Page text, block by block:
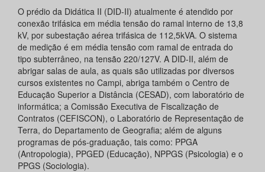
O prédio da Didática II (DID-II) atualmente é atendido por
conexão trifásica em média tensão do ramal interno de 13,8
kV, por subestação aérea trifásica de 112,5kVA. O sistema
de medição é em média tensão com ramal de entrada do
tipo subterrâneo, na tensão 220/127V. A DID-II, além de
abrigar salas de aula, as quais são utilizadas por diversos
cursos existentes no Campi, abriga também o Centro de
Educação Superior a Distância (CESAD), com laboratório de
informática; a Comissão Executiva de Fiscalização de
Contratos (CEFISCON), o Laboratório de Representação de
Terra, do Departamento de Geografia; além de alguns
programas de pós-graduação, tais como: PPGA
(Antropologia), PPGED (Educação), NPPGS (Psicologia) e o
PPGS (Sociologia).